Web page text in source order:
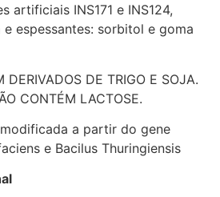
artificiais INS171 e INS124,
espessantes: sorbitol e goma
DERIVADOS DE TRIGO E SOJA.
CONTÉM LACTOSE.
a partir do gene
e Bacilus Thuringiensis